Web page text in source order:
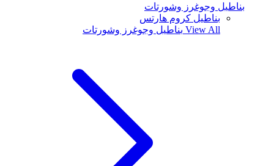
بناطيل وجوغرز وشورتات
بناطيل كروم هارتس
View All بناطيل وجوغرز وشورتات